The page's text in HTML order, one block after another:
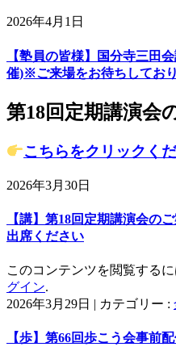
2026年4月1日
【塾員の皆様】国分寺三田
催)※ご来場をお待ちしてお
第18回定期講演会
こちらをクリックく
2026年3月30日
【講】第18回定期講演会の
出席ください
このコンテンツを閲覧する
グイン.
2026年3月29日 | カテゴリー :
【歩】第66回歩こう会事前